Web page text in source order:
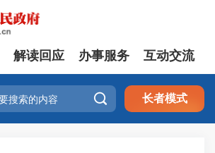
解读回应 办事服务 互动交流
 长者模式